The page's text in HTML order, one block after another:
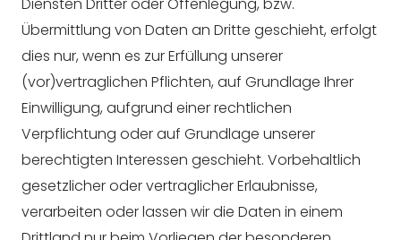
Diensten Dritter oder Offenlegung, bzw.
Übermittlung von Daten an Dritte geschieht, erfolgt
dies nur, wenn es zur Erfüllung unserer
(vor)vertraglichen Pflichten, auf Grundlage Ihrer
Einwilligung, aufgrund einer rechtlichen
Verpflichtung oder auf Grundlage unserer
berechtigten Interessen geschieht. Vorbehaltlich
gesetzlicher oder vertraglicher Erlaubnisse,
verarbeiten oder lassen wir die Daten in einem